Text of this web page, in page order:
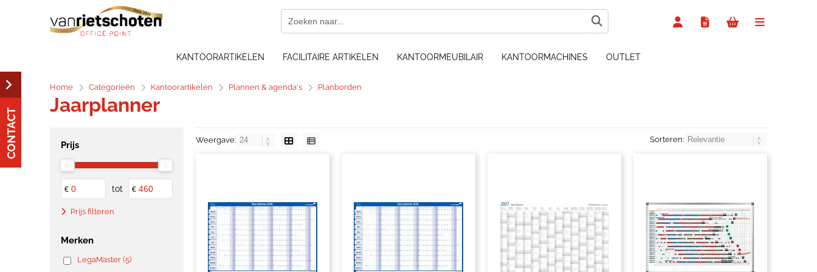
KANTOORARTIKELEN FACILITAIRE ARTIKELEN KANTOORMEUBILAIR KANTOORMACHINES OUTLET
Home Categorieën Kantoorartikelen Plannen & agenda's Planborden
Jaarplanner
Prijs
€ tot €
Prijs filteren
Merken
LegaMaster (5)
Weergave: Sorteren:
CONTACT